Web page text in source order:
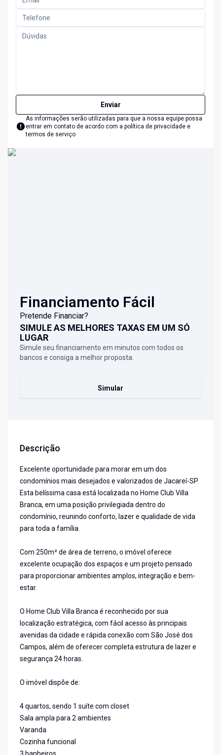
Enviar
As informações serão utilizadas para que a nossa equipe possa
entrar em contato de acordo com a política de privacidade e
termos de serviço
Financiamento Fácil
Pretende Financiar?
SIMULE AS MELHORES TAXAS EM UM SÓ
LUGAR
Simule seu financiamento em minutos com todos os
bancos e consiga a melhor proposta.
Simular
Descrição
Excelente oportunidade para morar em um dos
condomínios mais desejados e valorizados de Jacareí-SP.
Esta belíssima casa está localizada no Home Club Villa
Branca, em uma posição privilegiada dentro do
condomínio, reunindo conforto, lazer e qualidade de vida
para toda a família.
Com 250m² de área de terreno, o imóvel oferece
excelente ocupação dos espaços e um projeto pensado
para proporcionar ambientes amplos, integração e bem-
estar.
O Home Club Villa Branca é reconhecido por sua
localização estratégica, com fácil acesso às principais
avenidas da cidade e rápida conexão com São José dos
Campos, além de oferecer completa estrutura de lazer e
segurança 24 horas.
O imóvel dispõe de:
4 quartos, sendo 1 suíte com closet
Sala ampla para 2 ambientes
Varanda
Cozinha funcional